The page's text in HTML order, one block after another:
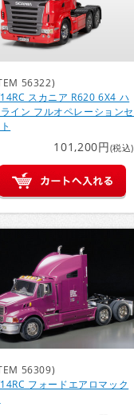
56322)
スカニア R620 6X4 ハ
イン フルオペレーションセ
101,200円(税込)
56309)
フォードエアロマック